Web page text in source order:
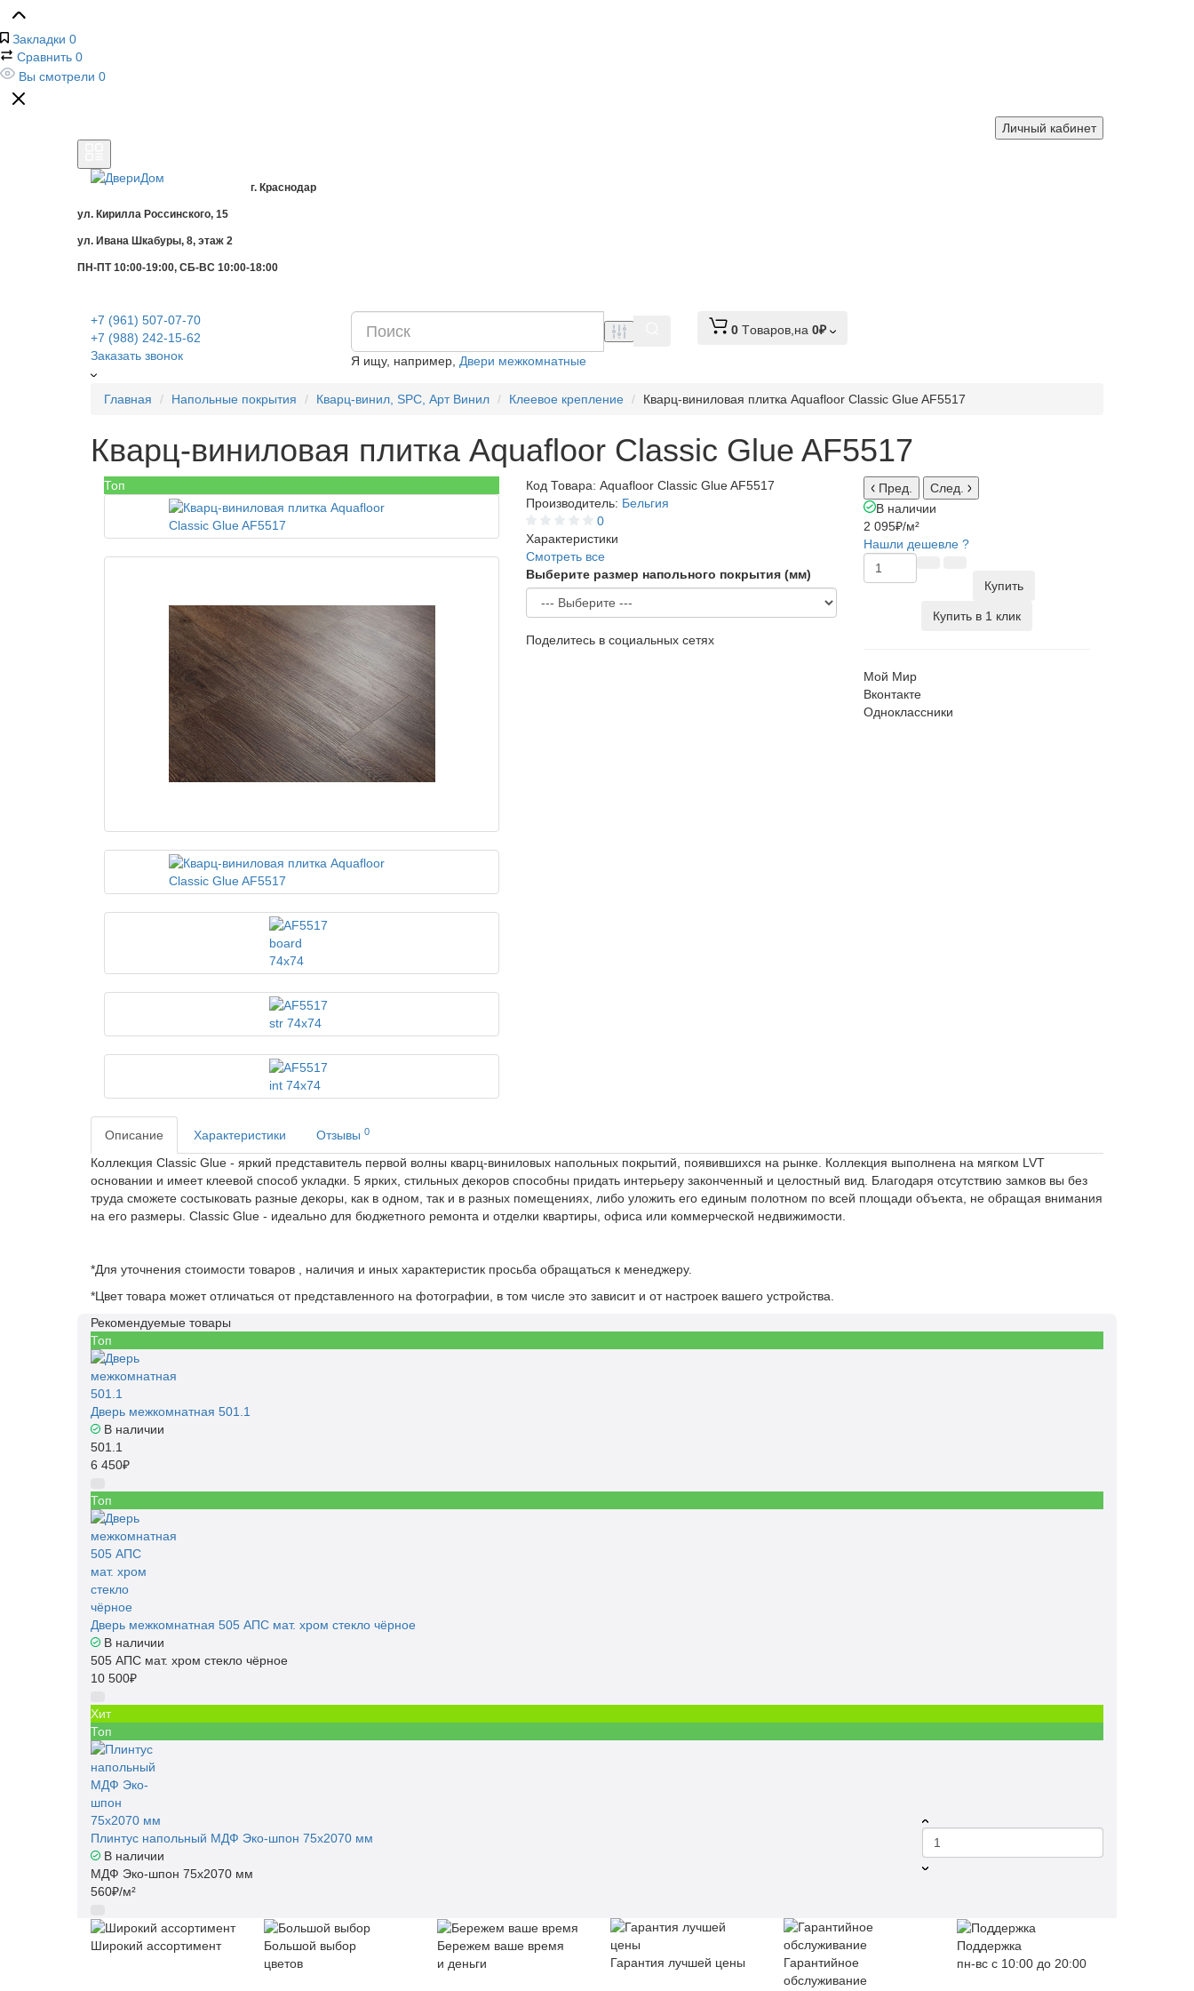
Закладки 0
Сравнить 0
Вы смотрели 0
Личный кабинет
г. Краснодар
ул. Кирилла Россинского, 15
ул. Ивана Шкабуры, 8, этаж 2
ПН-ПТ 10:00-19:00, СБ-ВС 10:00-18:00
+7 (961) 507-07-70
+7 (988) 242-15-62
Заказать звонок
Я ищу, например, Двери межкомнатные
0 Tоваров, на 0₽
Главная Напольные покрытия Кварц-винил, SPC, Арт Винил Клеевое крепление Кварц-виниловая плитка Aquafloor Classic Glue AF5517
Кварц-виниловая плитка Aquafloor Classic Glue AF5517
Топ Код Товара: Aquafloor Classic Glue AF5517
Производитель: Бельгия
0
Характеристики
Смотреть все
Выберите размер напольного покрытия (мм)
Поделитесь в социальных сетях
Пред.
След.
В наличии
2 095₽/м²
Нашли дешевле ?
Купить
Купить в 1 клик
Мой Мир
Вконтакте
Одноклассники
Описание Характеристики Отзывы 0
Коллекция Classic Glue - яркий представитель первой волны кварц-виниловых напольных покрытий, появившихся на рынке. Коллекция выполнена на мягком LVT
основании и имеет клеевой способ укладки. 5 ярких, стильных декоров способны придать интерьеру законченный и целостный вид. Благодаря отсутствию замков вы без
труда сможете состыковать разные декоры, как в одном, так и в разных помещениях, либо уложить его единым полотном по всей площади объекта, не обращая внимания
на его размеры. Classic Glue - идеально для бюджетного ремонта и отделки квартиры, офиса или коммерческой недвижимости.
*Для уточнения стоимости товаров , наличия и иных характеристик просьба обращаться к менеджеру.
*Цвет товара может отличаться от представленного на фотографии, в том числе это зависит и от настроек вашего устройства.
Рекомендуемые товары
Топ
Дверь межкомнатная 501.1
В наличии
501.1
6 450₽
Топ
Дверь межкомнатная 505 АПС мат. хром стекло чёрное
В наличии
505 АПС мат. хром стекло чёрное
10 500₽
Хит
Топ
Плинтус напольный МДФ Эко-шпон 75x2070 мм
В наличии
МДФ Эко-шпон 75x2070 мм
560₽/м²
Широкий ассортимент
Большой выбор
цветов
Бережем ваше время
и деньги
Гарантия лучшей цены
Гарантийное
обслуживание
Поддержка
пн-вс с 10:00 до 20:00